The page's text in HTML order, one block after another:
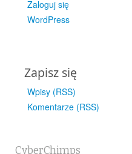
Zaloguj się
WordPress
Zapisz się
Wpisy (RSS)
Komentarze (RSS)
CyberChimps